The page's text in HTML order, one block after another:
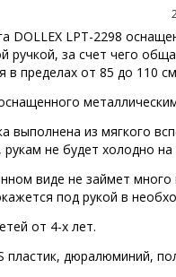
DOLLEX LPT-2298
ручкой, за счет чего
в пределах от 85 до 110
выполнена из мягкого
не будет холодно
виде не займет много
под рукой в
от 4-х лет.
пластик, дюралюминий,